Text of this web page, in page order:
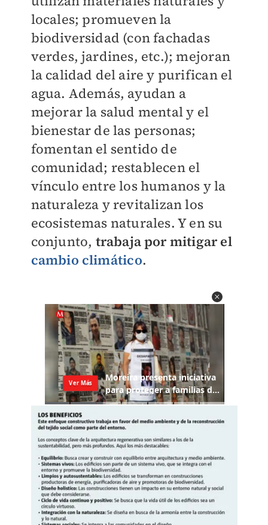
locales; promueven la
biodiversidad (con fachadas
verdes, jardines, etc.); mejoran
la calidad del aire y purifican el
agua. Además, ayudan a
mejorar la salud mental y el
bienestar de las personas;
fomentan el sentido de
comunidad; restablecen el
vínculo entre los humanos y la
naturaleza y revitalizan los
ecosistemas naturales. Y en su
conjunto, trabaja por mitigar el
cambio climático.